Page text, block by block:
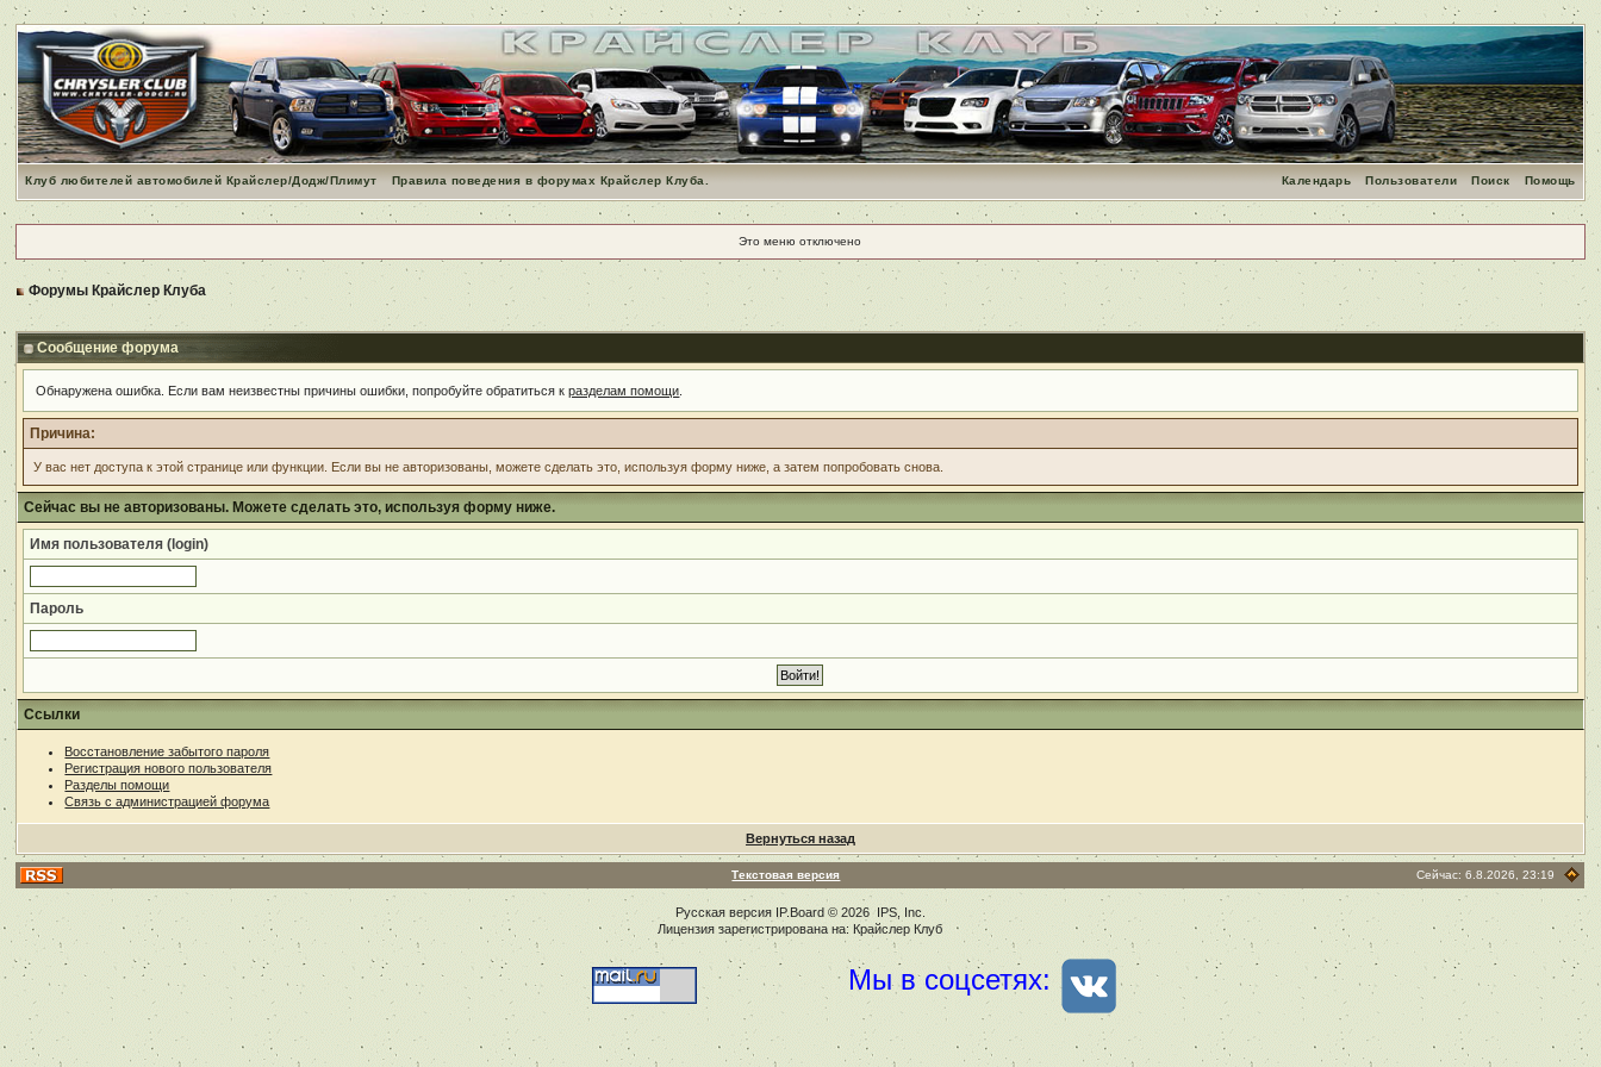
Клуб любителей автомобилей Крайслер/Додж/Плимут Правила поведения в форумах Крайслер Клуба. Помощь
Поиск
Пользователи
Календарь
Это меню отключено
Форумы Крайслер Клуба
Сообщение форума
Обнаружена ошибка. Если вам неизвестны причины ошибки, попробуйте обратиться кразделам помощи
Причина:
У вас нет доступа к этой странице или функции. Если вы не авторизованы, можете сделать это, используя форму ниже, а затем попробовать снова.
Сейчас вы не авторизованы. Можете сделать это, используя форму ниже.
Имя пользователя (login)
Пароль
Ссылки
Восстановление забытого пароля
Регистрация нового пользователя
Разделы помощи
Связь с администрацией форума
Вернуться назад
Текстовая версия Сейчас: 6.8.2026, 23:19
Русская версия IP.Board© 2026IPS, Inc
Лицензия зарегистрирована на: Крайслер Клуб
Мы в соцсетях: